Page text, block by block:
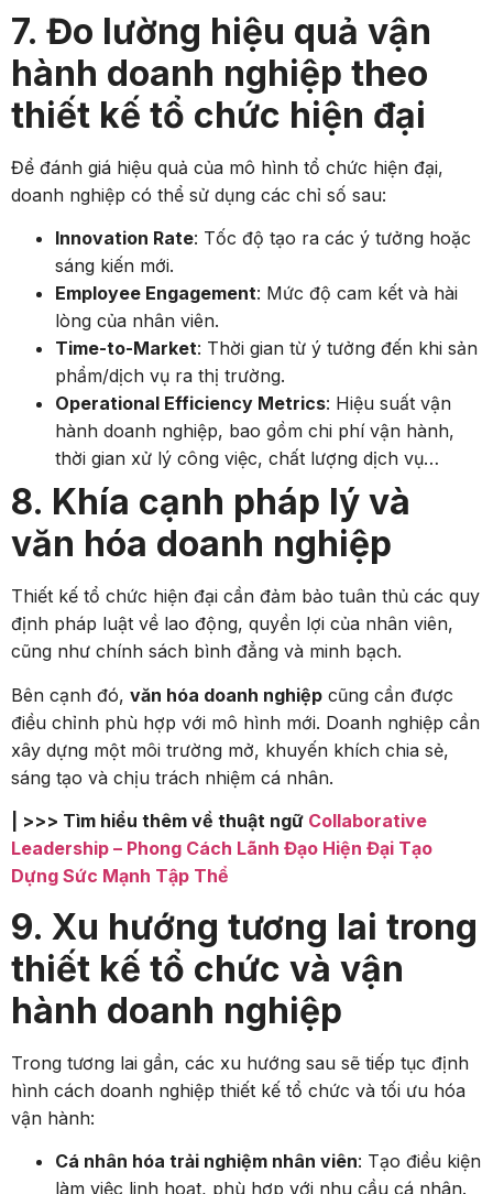
7. Đo lường hiệu quả vận
hành doanh nghiệp theo
thiết kế tổ chức hiện đại
Để đánh giá hiệu quả của mô hình tổ chức hiện đại,
doanh nghiệp có thể sử dụng các chỉ số sau:
Innovation Rate: Tốc độ tạo ra các ý tưởng hoặc
sáng kiến mới.
Employee Engagement: Mức độ cam kết và hài
lòng của nhân viên.
Time-to-Market: Thời gian từ ý tưởng đến khi sản
phẩm/dịch vụ ra thị trường.
Operational Efficiency Metrics: Hiệu suất vận
hành doanh nghiệp, bao gồm chi phí vận hành,
thời gian xử lý công việc, chất lượng dịch vụ…
8. Khía cạnh pháp lý và
văn hóa doanh nghiệp
Thiết kế tổ chức hiện đại cần đảm bảo tuân thủ các quy
định pháp luật về lao động, quyền lợi của nhân viên,
cũng như chính sách bình đẳng và minh bạch.
Bên cạnh đó, văn hóa doanh nghiệp cũng cần được
điều chỉnh phù hợp với mô hình mới. Doanh nghiệp cần
xây dựng một môi trường mở, khuyến khích chia sẻ,
sáng tạo và chịu trách nhiệm cá nhân.
| >>> Tìm hiểu thêm về thuật ngữ Collaborative
Leadership – Phong Cách Lãnh Đạo Hiện Đại Tạo
Dựng Sức Mạnh Tập Thể
9. Xu hướng tương lai trong
thiết kế tổ chức và vận
hành doanh nghiệp
Trong tương lai gần, các xu hướng sau sẽ tiếp tục định
hình cách doanh nghiệp thiết kế tổ chức và tối ưu hóa
vận hành:
Cá nhân hóa trải nghiệm nhân viên: Tạo điều kiện
làm việc linh hoạt, phù hợp với nhu cầu cá nhân.